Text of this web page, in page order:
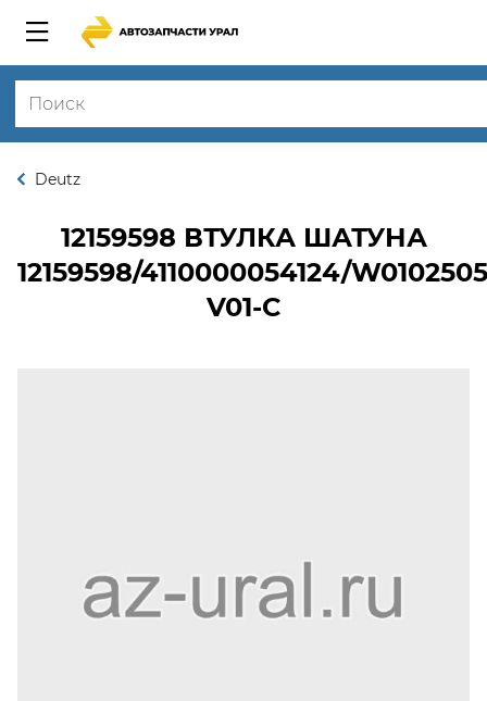
Deutz
12159598 ВТУЛКА ШАТУНА
12159598/4110000054124/
V01-C